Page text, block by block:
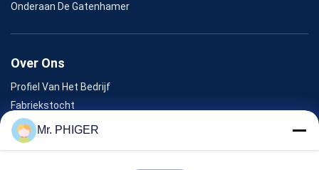
Onderaan De Gatenhamer
Over Ons
Profiel Van Het Bedrijf
Fabriekstocht
Kwaliteitscontrole
Sitemap
Mr. PHIGER